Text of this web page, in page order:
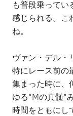
も普段乗ってい
感じられる。こ
ね。
ヴァン・デル・
特にレース前の
集まった時に、
ゆる“Mの真髄”
時間をともにし